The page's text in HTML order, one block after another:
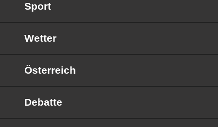
Sport
Wetter
Österreich
Debatte